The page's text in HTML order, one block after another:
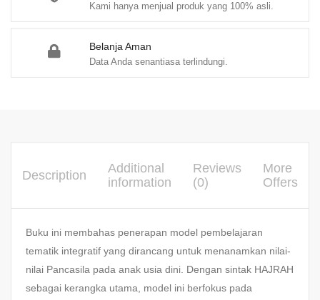
Kami hanya menjual produk yang 100% asli.
Belanja Aman
Data Anda senantiasa terlindungi.
Description
Additional
information
Reviews
(0)
More
Offers
Buku ini membahas penerapan model pembelajaran
tematik integratif yang dirancang untuk menanamkan nilai-
nilai Pancasila pada anak usia dini. Dengan sintak HAJRAH
sebagai kerangka utama, model ini berfokus pada